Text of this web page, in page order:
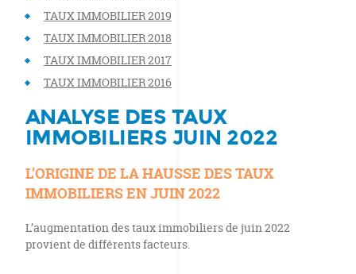
TAUX IMMOBILIER 2019
TAUX IMMOBILIER 2018
TAUX IMMOBILIER 2017
TAUX IMMOBILIER 2016
ANALYSE DES TAUX
IMMOBILIERS JUIN 2022
L’ORIGINE DE LA HAUSSE DES TAUX
IMMOBILIERS EN JUIN 2022
L’augmentation des taux immobiliers de juin 2022
provient de différents facteurs.